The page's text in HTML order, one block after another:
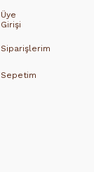
Üye
Girişi
Siparişlerim
Sepetim